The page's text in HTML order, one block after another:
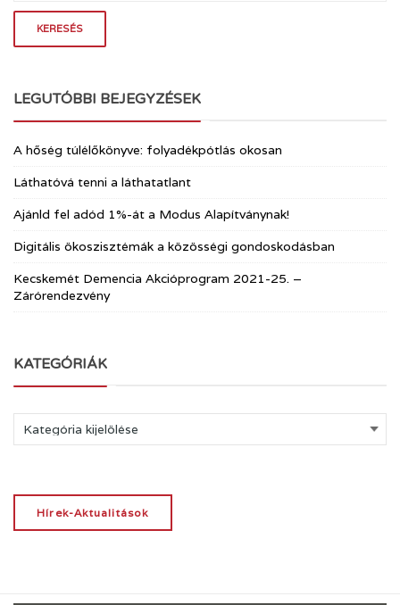
LEGUTÓBBI BEJEGYZÉSEK
A hőség túlélőkönyve: folyadékpótlás okosan
Láthatóvá tenni a láthatatlant
Ajánld fel adód 1%-át a Modus Alapítványnak!
Digitális ökoszisztémák a közösségi gondoskodásban
Kecskemét Demencia Akcióprogram 2021-25. –
Zárórendezvény
KATEGÓRIÁK
Hírek-Aktualitások